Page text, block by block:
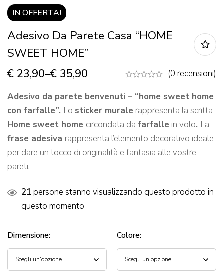
IN OFFERTA!
Adesivo Da Parete Casa “HOME
SWEET HOME”
€ 23,90–€ 35,90
(0 recensioni)
Adesivo da parete benvenuti – “home sweet home
con farfalle”. Lo sticker murale rappresenta la scritta
Home sweet home circondata da farfalle in volo. La
frase adesiva rappresenta l’elemento decorativo ideale
per dare un tocco di originalità e fantasia alle vostre
pareti.
21 persone stanno visualizzando questo prodotto in
questo momento
Dimensione: Colore: